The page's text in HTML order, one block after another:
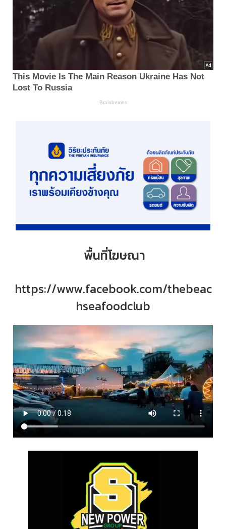
พื้นที่โฆษณา
https://www.facebook.com/thebeac
hseafoodclub